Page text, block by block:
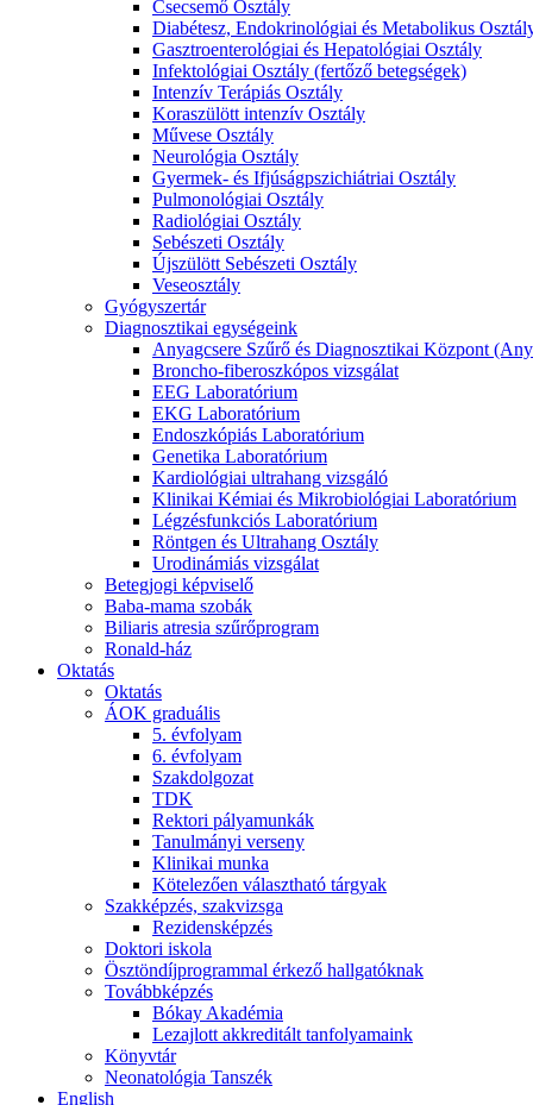
Csecsemő Osztály
Diabétesz, Endokrinológiai és Metabolikus
Gasztroenterológiai és Hepatológiai Osztály
Infektológiai Osztály (fertőző betegségek)
Intenzív Terápiás Osztály
Koraszülött intenzív Osztály
Művese Osztály
Neurológia Osztály
Gyermek- és Ifjúságpszichiátriai Osztály
Pulmonológiai Osztály
Radiológiai Osztály
Sebészeti Osztály
Újszülött Sebészeti Osztály
Veseosztály
Gyógyszertár
Diagnosztikai egységeink
Anyagcsere Szűrő és Diagnosztikai Központ
Broncho-fiberoszkópos vizsgálat
EEG Laboratórium
EKG Laboratórium
Endoszkópiás Laboratórium
Genetika Laboratórium
Kardiológiai ultrahang vizsgáló
Klinikai Kémiai és Mikrobiológiai Laboratórium
Légzésfunkciós Laboratórium
Röntgen és Ultrahang Osztály
Urodinámiás vizsgálat
Betegjogi képviselő
Baba-mama szobák
Biliaris atresia szűrőprogram
Ronald-ház
Oktatás
Oktatás
ÁOK graduális
5. évfolyam
6. évfolyam
Szakdolgozat
TDK
Rektori pályamunkák
Tanulmányi verseny
Klinikai munka
Kötelezően választható tárgyak
Szakképzés, szakvizsga
Rezidensképzés
Doktori iskola
Ösztöndíjprogrammal érkező hallgatóknak
Továbbképzés
Bókay Akadémia
Lezajlott akkreditált tanfolyamaink
Könyvtár
Neonatológia Tanszék
English